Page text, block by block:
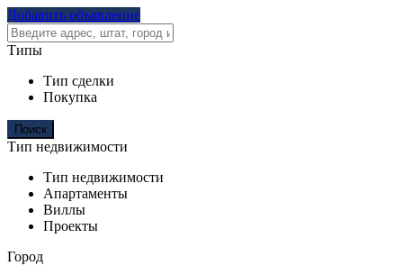
Добавить объявление
Типы
Тип сделки
Покупка
Тип недвижимости
Тип недвижимости
Апартаменты
Виллы
Проекты
Город